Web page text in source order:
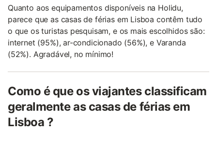
Quanto aos equipamentos disponíveis na Holidu,
parece que as casas de férias em Lisboa contêm tudo
o que os turistas pesquisam, e os mais escolhidos são:
internet (95%), ar-condicionado (56%), e Varanda
(52%). Agradável, no mínimo!
Como é que os viajantes classificam
geralmente as casas de férias em
Lisboa ?